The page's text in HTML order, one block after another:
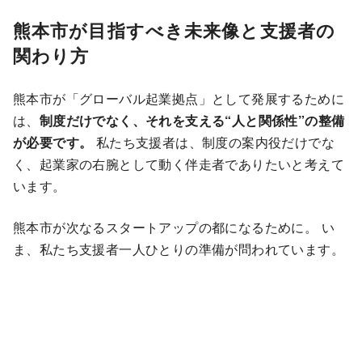
熊本市が目指すべき未来像と支援者の
関わり方
熊本市が「グローバル起業拠点」として発展するために
は、 制度だけでなく、それを支える“人と関係性”の整備
が必要です。
私たち支援者は、制度の案内役だけでな
く、起業家の右腕として動く伴走者でありたいと考えて
います。
熊本市が次なるスタートアップの都になるために。 い
ま、私たち支援者一人ひとりの準備が問われています。